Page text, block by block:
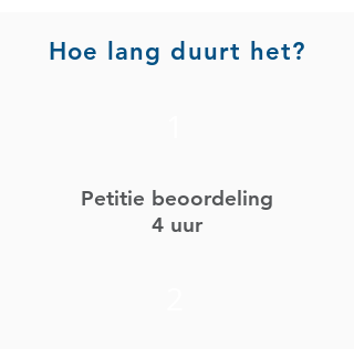
Hoe lang duurt het?
Petitie beoordeling
4 uur